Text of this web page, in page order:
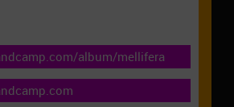
album/mellifera